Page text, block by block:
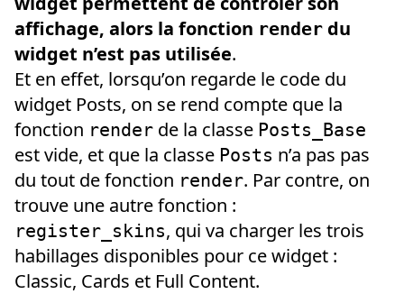
affichage, alors la fonction render du
widget n’est pas utilisée.
Et en effet, lorsqu’on regarde le code du
widget Posts, on se rend compte que la
fonction render de la classe Posts_Base
est vide, et que la classe Posts n’a pas pas
du tout de fonction render. Par contre, on
trouve une autre fonction :
register_skins, qui va charger les trois
habillages disponibles pour ce widget :
Classic, Cards et Full Content.